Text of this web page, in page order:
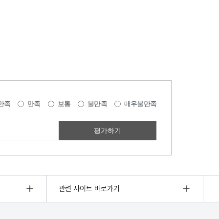
족 만족 보통 불만족 매우불만족
관련 사이트 바로가기